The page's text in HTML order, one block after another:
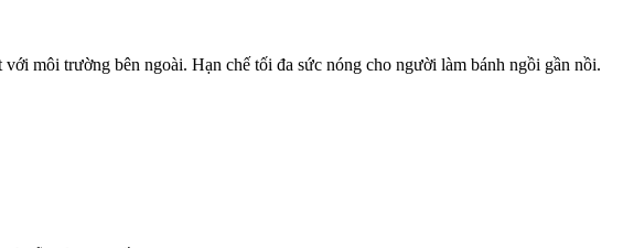
môi trường bên ngoài. Hạn chế tối đa sức nóng cho người làm bánh ngồi gần nồi.